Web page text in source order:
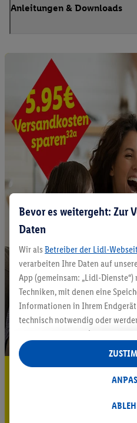
Anleitungen & Downloads
5.95 €
Bevor es weitergeht: Zur
Daten
Wir als Betreiber der Lidl-
verarbeiten Ihre Daten auf
App (gemeinsam: „Lidl-
Techniken, mit denen eine
Informationen in Ihrem
technisch notwendig oder
auch durch Partner (u.a.
Verantwortliche; im
insgesamt
Statistik-Erstellung oder für
Datenverarbeitungen für